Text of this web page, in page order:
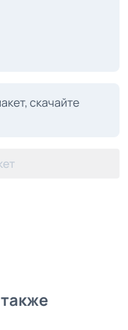
скачайте